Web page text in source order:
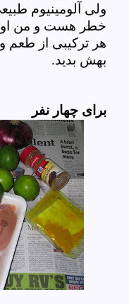
ولی آلومینیوم
خطر هست و من
هر ترکیبی از طعم
بهش بدید.
برای چهار نفر